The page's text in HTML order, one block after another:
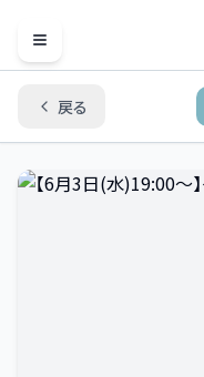
Open menu
戻る